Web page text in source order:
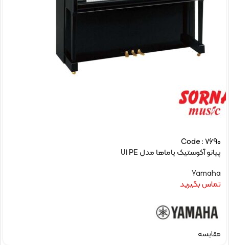
Code : 7690
پیانو آکوستیک یاماها مدل U1 PE
Yamaha
تماس بگیرید
مقایسه